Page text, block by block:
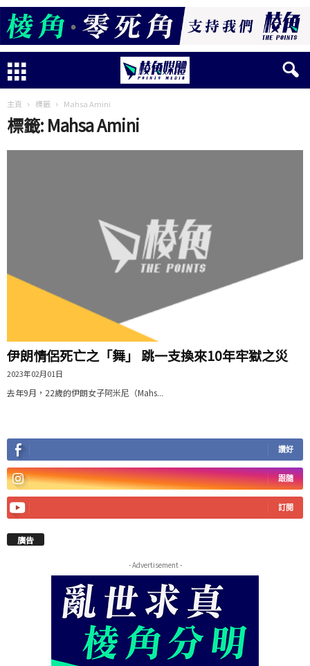
主頁 標籤 Mahsa Amini
標籤: Mahsa Amini
伊朗情侶死亡之「舞」 跳一支換來10年牢獄之災
2023年02月01日
去年9月，22歲的伊朗女子阿米尼（Mahs...
讚好
跟隨
訂閱
廣告
- Advertisement -